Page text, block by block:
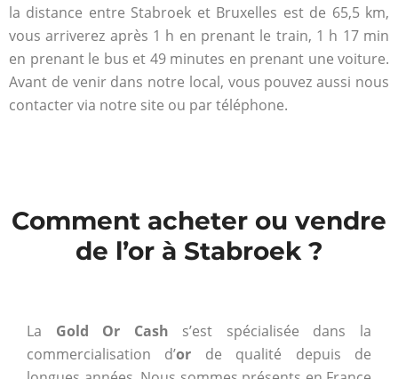
la distance entre Stabroek et Bruxelles est de 65,5 km,
vous arriverez après 1 h en prenant le train, 1 h 17 min
en prenant le bus et 49 minutes en prenant une voiture.
Avant de venir dans notre local, vous pouvez aussi nous
contacter via notre site ou par téléphone.
Comment acheter ou vendre
de l’or à Stabroek ?
La Gold Or Cash s’est spécialisée dans la
commercialisation d’or de qualité depuis de